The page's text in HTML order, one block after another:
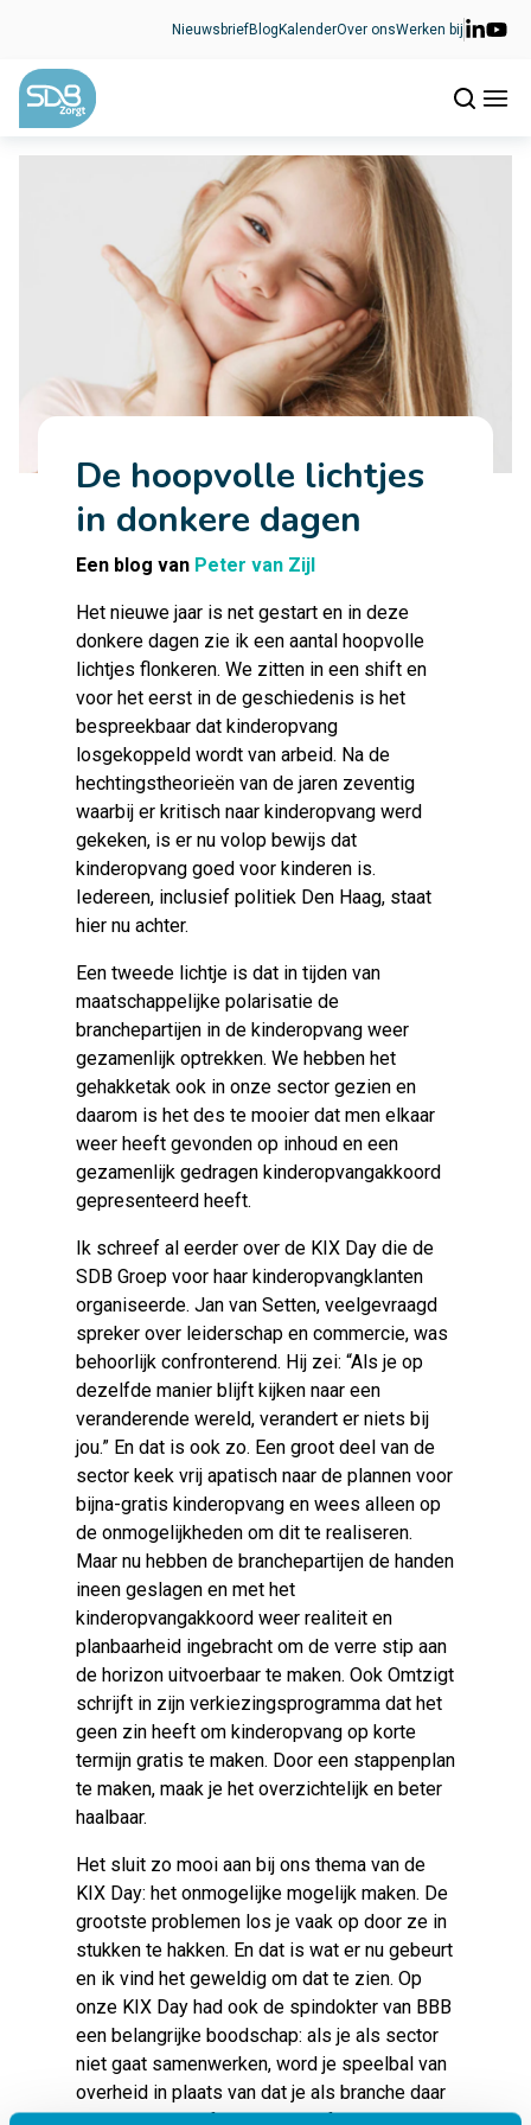
NieuwsbriefBlog KalenderOver onsWerken bij
De hoopvolle lichtjes
in donkere dagen
Een blog van Peter van Zijl
Het nieuwe jaar is net gestart en in deze
donkere dagen zie ik een aantal hoopvolle
lichtjes flonkeren. We zitten in een shift en
voor het eerst in de geschiedenis is het
bespreekbaar dat kinderopvang
losgekoppeld wordt van arbeid. Na de
hechtingstheorieën van de jaren zeventig
waarbij er kritisch naar kinderopvang werd
gekeken, is er nu volop bewijs dat
kinderopvang goed voor kinderen is.
Iedereen, inclusief politiek Den Haag, staat
hier nu achter.
Een tweede lichtje is dat in tijden van
maatschappelijke polarisatie de
branchepartijen in de kinderopvang weer
gezamenlijk optrekken. We hebben het
gehakketak ook in onze sector gezien en
daarom is het des te mooier dat men elkaar
weer heeft gevonden op inhoud en een
gezamenlijk gedragen kinderopvangakkoord
gepresenteerd heeft.
Ik schreef al eerder over de KIX Day die de
SDB Groep voor haar kinderopvangklanten
organiseerde. Jan van Setten, veelgevraagd
spreker over leiderschap en commercie, was
behoorlijk confronterend. Hij zei: “Als je op
dezelfde manier blijft kijken naar een
veranderende wereld, verandert er niets bij
jou.” En dat is ook zo. Een groot deel van de
sector keek vrij apatisch naar de plannen voor
bijna-gratis kinderopvang en wees alleen op
de onmogelijkheden om dit te realiseren.
Maar nu hebben de branchepartijen de handen
ineen geslagen en met het
kinderopvangakkoord weer realiteit en
planbaarheid ingebracht om de verre stip aan
de horizon uitvoerbaar te maken. Ook Omtzigt
schrijft in zijn verkiezingsprogramma dat het
geen zin heeft om kinderopvang op korte
termijn gratis te maken. Door een stappenplan
te maken, maak je het overzichtelijk en beter
haalbaar.
Het sluit zo mooi aan bij ons thema van de
KIX Day: het onmogelijke mogelijk maken. De
grootste problemen los je vaak op door ze in
stukken te hakken. En dat is wat er nu gebeurt
en ik vind het geweldig om dat te zien. Op
onze KIX Day had ook de spindokter van BBB
een belangrijke boodschap: als je als sector
niet gaat samenwerken, word je speelbal van
overheid in plaats van dat je als branche daar